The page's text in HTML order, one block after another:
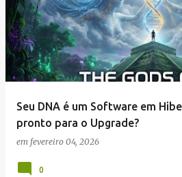
Seu DNA é um Software em
pronto para o Upgrade?
em fevereiro 04, 2026
0